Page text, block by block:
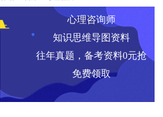
心理咨询师
知识思维导图资料
往年真题，备考资料0元抢
免费领取